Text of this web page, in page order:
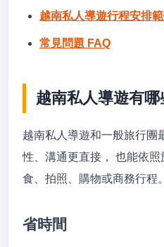
越南私人導遊行程安排範
常見問題 FAQ
越南私人導遊有哪
越南私人導遊和一般旅行團
性、溝通更直接， 也能依
食、拍照、購物或商務行程。
省時間